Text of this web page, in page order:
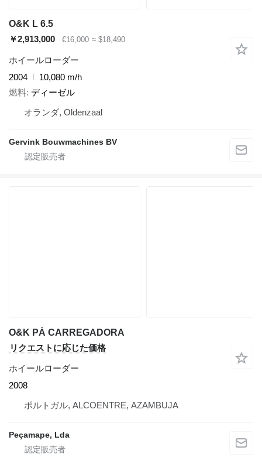
O&K L 6.5
￥2,913,000
€16,000 ≈ $18,490
ホイールローダー
2004
10,080 m/h
燃料 ディーゼル
オランダ, Oldenzaal
Gervink Bouwmachines BV
O&K PÁ CARREGADORA
リクエストに応じた価格
ホイールローダー
2008
ポルトガル, ALCOENTRE, AZAMBUJA
Peçamape, Lda